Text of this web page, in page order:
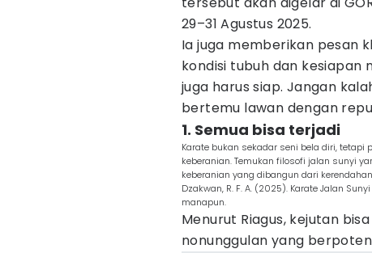
29–31 Agustus 2025.
Ia juga memberikan pesan
kondisi tubuh dan kesiapan
juga harus siap. Jangan
bertemu lawan dengan
1. Semua bisa terjadi
Karate bukan sekadar seni bela diri,
keberanian. Temukan filosofi jalan sunyi
keberanian yang dibangun dari
Dzakwan, R. F. A. (2025). Karate Jalan
manapun.
Menurut Riagus, kejutan
nonunggulan yang